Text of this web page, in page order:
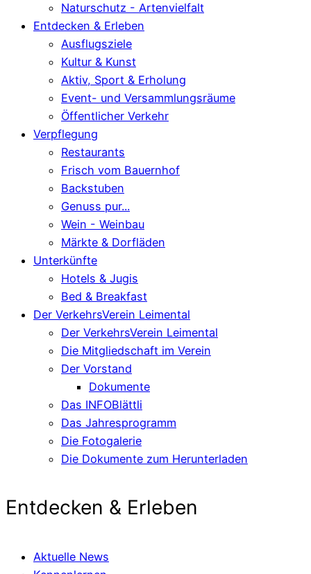
Naturschutz - Artenvielfalt
Entdecken & Erleben
Ausflugsziele
Kultur & Kunst
Aktiv, Sport & Erholung
Event- und Versammlungsräume
Öffentlicher Verkehr
Verpflegung
Restaurants
Frisch vom Bauernhof
Backstuben
Genuss pur...
Wein - Weinbau
Märkte & Dorfläden
Unterkünfte
Hotels & Jugis
Bed & Breakfast
Der VerkehrsVerein Leimental
Der VerkehrsVerein Leimental
Die Mitgliedschaft im Verein
Der Vorstand
Dokumente
Das INFOBlättli
Das Jahresprogramm
Die Fotogalerie
Die Dokumente zum Herunterladen
Entdecken & Erleben
Aktuelle News